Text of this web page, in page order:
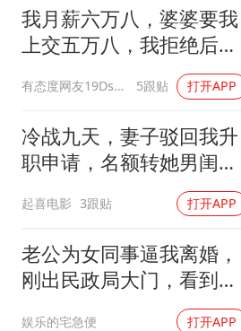
我月薪六万八，婆婆要我
上交五万八，我拒绝后她
换了门锁，12天后我决意
离婚
有态度网友19Dsym 5跟贴 打开APP
冷战九天，妻子驳回我升
职申请，名额转她男闺
蜜，我转身办妥1件事
起喜电影 3跟贴 打开APP
老公为女同事逼我离婚，
刚出民政局大门，看到我
上了省长爸爸的专车
娱乐的宅急便 打开APP